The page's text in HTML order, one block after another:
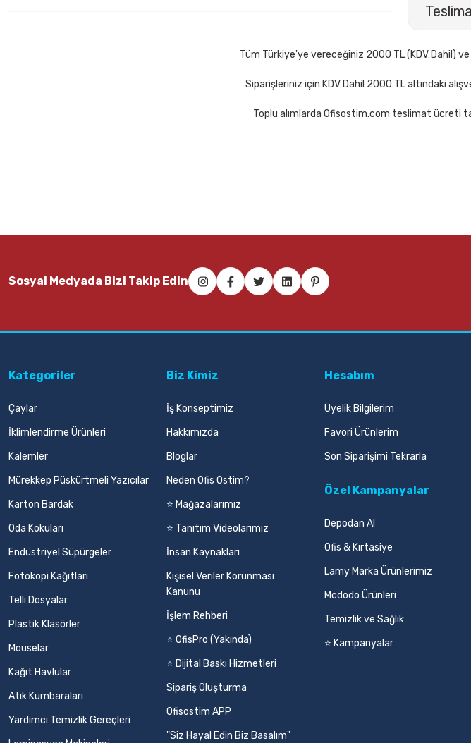
Tüm Türkiye'ye vereceğiniz 2000 TL (KDV Dahil)
Siparişleriniz için KDV Dahil 2000 TL altındaki
Toplu alımlarda Ofisostim.com teslimat ücreti
Sosyal Medyada Bizi Takip Edin
Kategoriler
Çaylar
İklimlendirme Ürünleri
Kalemler
Mürekkep Püskürtmeli Yazıcılar
Karton Bardak
Oda Kokuları
Endüstriyel Süpürgeler
Fotokopi Kağıtları
Telli Dosyalar
Plastik Klasörler
Mouselar
Kağıt Havlular
Atık Kumbaraları
Yardımcı Temizlik Gereçleri
Biz Kimiz
İş Konseptimiz
Hakkımızda
Bloglar
Neden Ofis Ostim?
⭐ Mağazalarımız
⭐ Tanıtım Videolarımız
İnsan Kaynakları
Kişisel Veriler Korunması
Kanunu
İşlem Rehberi
⭐ OfisPro (Yakında)
⭐ Dijital Baskı Hizmetleri
Sipariş Oluşturma
Ofisostim APP
"Siz Hayal Edin Biz Basalım"
Hesabım
Üyelik Bilgilerim
Favori Ürünlerim
Son Siparişimi Tekrarla
Özel Kampanyalar
Depodan Al
Ofis & Kırtasiye
Lamy Marka Ürünlerimiz
Mcdodo Ürünleri
Temizlik ve Sağlık
⭐ Kampanyalar